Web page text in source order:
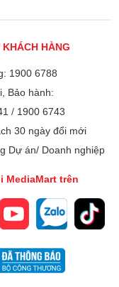
được bố trí tại
và học hỏi thói
cũng như điều
liệu này, tủ sẽ tự
cung Panorama, khí
các vị trí
khuẩn, khử mùi tinh
khử 99.9% vi khuẩn
Prime Fresh chuẩn
KHÁCH HÀNG
1900 6788
Bảo hành:
/ 1900 6743
30 ngày đổi mới
Dự án/ Doanh nghiệp
MediaMart trên